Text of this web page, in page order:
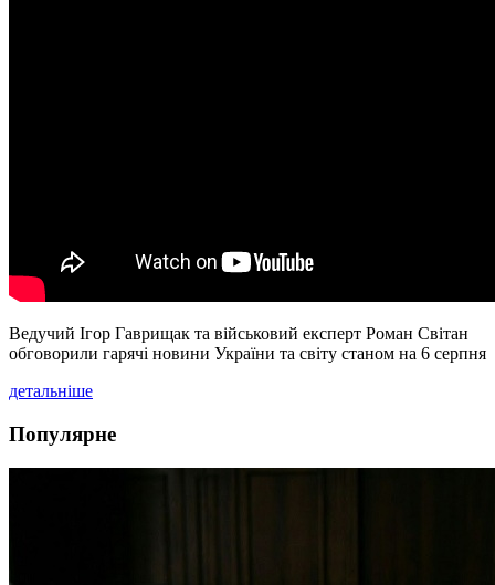
Ведучий Ігор Гаврищак та військовий експерт Роман Світан
обговорили гарячі новини України та світу станом на 6 серпня
детальніше
Популярне